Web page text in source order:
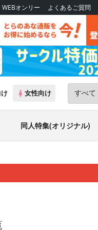
WEBオンリー よくあるご質問
女性向け
同人特集(オリジナル)